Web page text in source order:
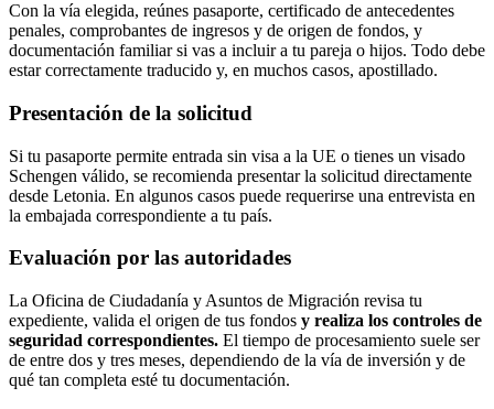
Con la vía elegida, reúnes pasaporte, certificado de antecedentes
penales, comprobantes de ingresos y de origen de fondos, y
documentación familiar si vas a incluir a tu pareja o hijos. Todo debe
estar correctamente traducido y, en muchos casos, apostillado.
Presentación de la solicitud
Si tu pasaporte permite entrada sin visa a la UE o tienes un visado
Schengen válido, se recomienda presentar la solicitud directamente
desde Letonia. En algunos casos puede requerirse una entrevista en
la embajada correspondiente a tu país.
Evaluación por las autoridades
La Oficina de Ciudadanía y Asuntos de Migración revisa tu
expediente, valida el origen de tus fondos y realiza los controles de
seguridad correspondientes. El tiempo de procesamiento suele ser
de entre dos y tres meses, dependiendo de la vía de inversión y de
qué tan completa esté tu documentación.